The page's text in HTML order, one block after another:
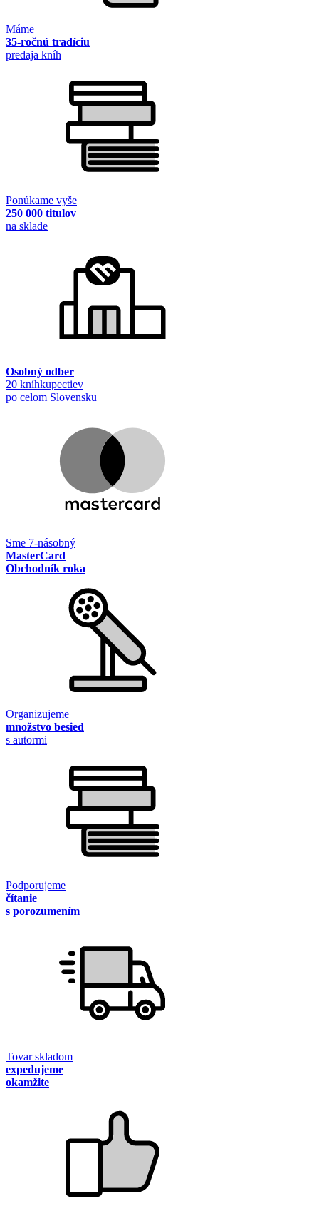
Máme
35-ročnú tradíciu
predaja kníh
Ponúkame vyše
250 000 titulov
na sklade
Osobný odber
20 kníhkupectiev
po celom Slovensku
Sme 7-násobný
MasterCard
Obchodník roka
Organizujeme
množstvo besied
s autormi
Podporujeme
čítanie
s porozumením
Tovar skladom
expedujeme
okamžite